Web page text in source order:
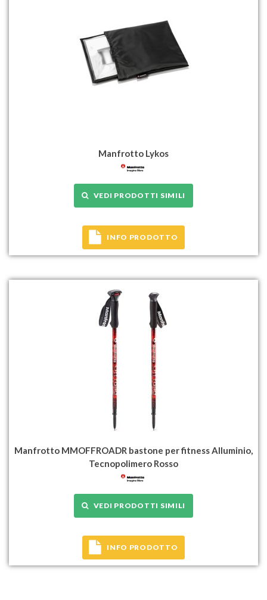
Manfrotto Lykos
VEDI PRODOTTI SIMILI
INFO PRODOTTO
Manfrotto MMOFFROADR bastone per fitness Alluminio,
Tecnopolimero Rosso
VEDI PRODOTTI SIMILI
INFO PRODOTTO